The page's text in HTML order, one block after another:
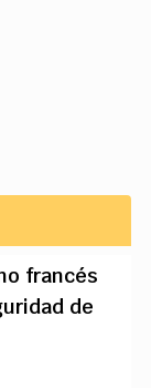
francés
de